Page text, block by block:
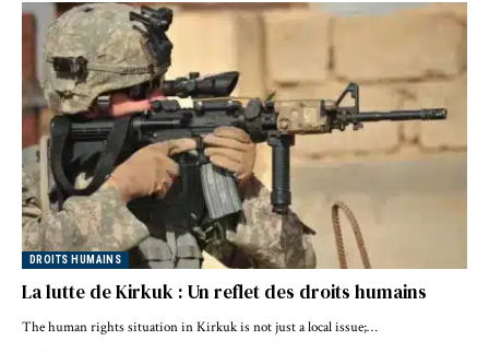
DROITS HUMAINS
La lutte de Kirkuk : Un reflet des droits humains
The human rights situation in Kirkuk is not just a local issue;…